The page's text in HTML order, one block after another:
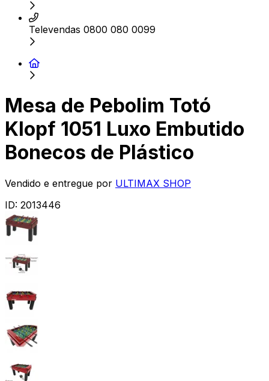
Televendas 0800 080 0099
Mesa de Pebolim Totó
Klopf 1051 Luxo Embutido
Bonecos de Plástico
Vendido e entregue por ULTIMAX SHOP
ID: 2013446